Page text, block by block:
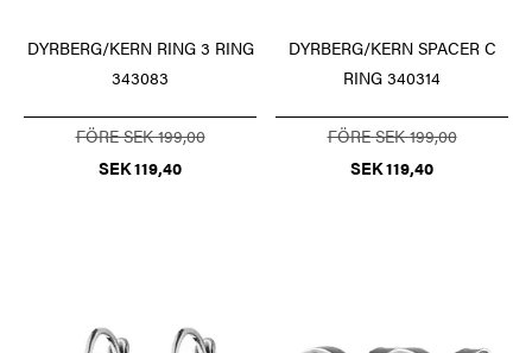
DYRBERG/KERN RING 3 RING
343083
FÖRE SEK 199,00
SEK 119,40
DYRBERG/KERN SPACER C
RING 340314
FÖRE SEK 199,00
SEK 119,40